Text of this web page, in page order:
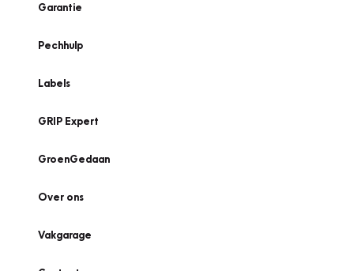
Garantie
Pechhulp
Labels
GRIP Expert
GroenGedaan
Over ons
Vakgarage